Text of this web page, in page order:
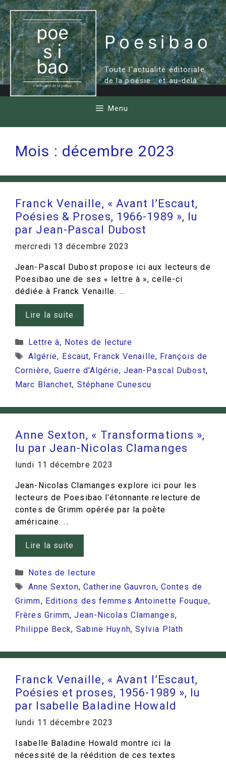
Aller
au
contenu
Poesibao
Toute l'actualité éditoriale
de la poésie… et au-delà
Menu
Mois : décembre 2023
Franck Venaille, « Avant l’Escaut,
Poésies & Proses, 1966-1989 », lu
par Jean-Pascal Dubost
mercredi 13 décembre 2023
Jean-Pascal Dubost propose ici aux lecteurs de
Poesibao une de ses « lettre à », celle-ci
dédiée à Franck Venaille. …
Lire la suite
Catégories
Lettre à, Notes de lecture
Étiquettes
Algérie, Escaut, Franck Venaille, François de
Cornière,Guerre d'Algérie, Jean-Pascal Dubost,
Marc Blanchet, Stéphane Cunescu
Anne Sexton, « Transformations »,
lu par Jean-Nicolas Clamanges
lundi 11 décembre 2023
Jean-Nicolas Clamanges explore ici pour les
lecteurs de Poesibao l’étonnante relecture de
contes de Grimm opérée par la poète
américaine. …
Lire la suite
Catégories
Notes de lecture
Étiquettes
Anne Sexton, Catherine Gauvron, Contes de
Grimm, Editions des femmes Antoinette Fouque,
Frères Grimm,Jean-Nicolas Clamanges,
Philippe Beck, Sabine Huynh, Sylvia Plath
Franck Venaille, « Avant l’Escaut,
Poésies et proses, 1956-1989 », lu
par Isabelle Baladine Howald
lundi 11 décembre 2023
Isabelle Baladine Howald montre ici la
nécessité de la réédition de ces textes